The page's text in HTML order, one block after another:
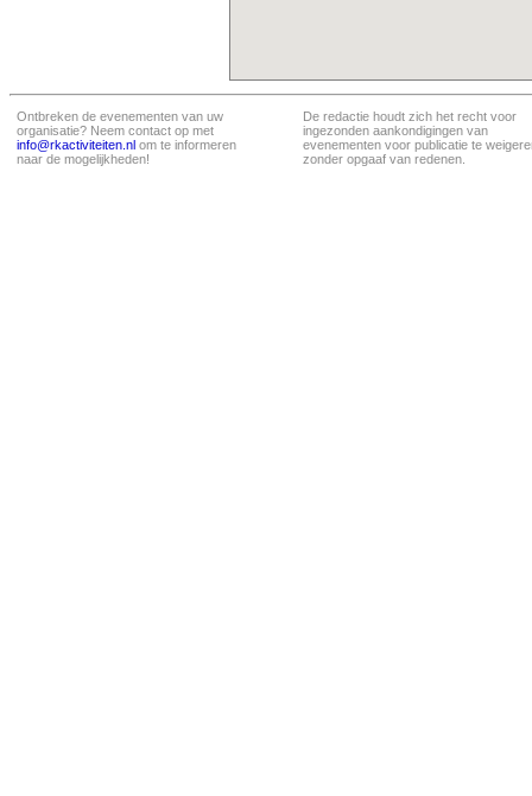
Ontbreken de evenementen van uw
organisatie? Neem contact op met
info@rkactiviteiten.nl om te informeren
naar de mogelijkheden!
De redactie houdt zich het recht voor
ingezonden aankondigingen van
evenementen voor publicatie te
zonder opgaaf van redenen.